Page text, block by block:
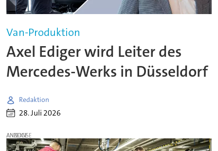
Van-Produktion
Axel Ediger wird Leiter des
Mercedes-Werks in Düsseldorf
Redaktion
28. Juli 2026
ANZEIGE